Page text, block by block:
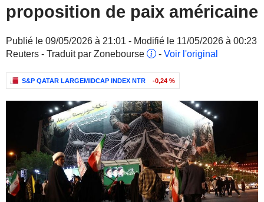
proposition de paix américaine
Publié le 09/05/2026 à 21:01 - Modifié le 11/05/2026 à 00:23
Reuters - Traduit par Zonebourse
- Voir l'original
S&P QATAR LARGEMIDCAP INDEX NTR -0,24 %